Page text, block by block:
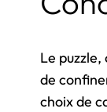
Le puzzle,
de
choix de